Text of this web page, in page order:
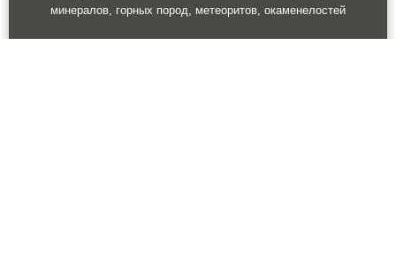
минералов, горных пород, метеоритов, окаменелостей